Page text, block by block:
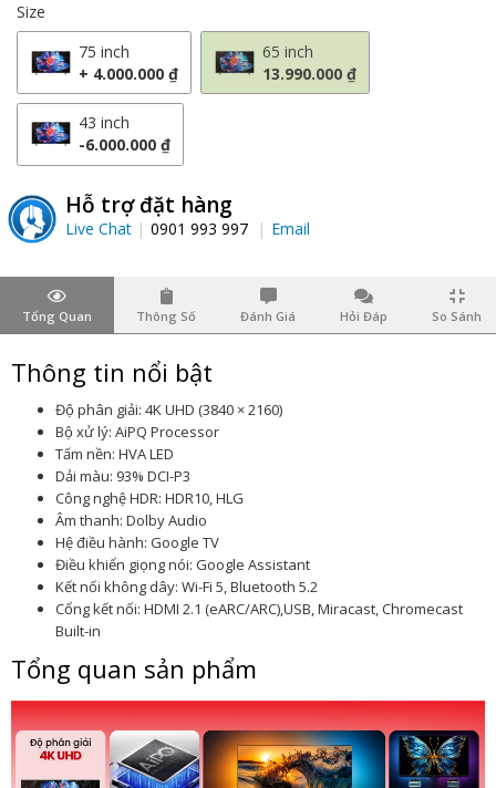
Size
75 inch
+ 4.000.000 ₫
65 inch
13.990.000 ₫
43 inch
-6.000.000 ₫
Hỗ trợ đặt hàng
Live Chat 0901 993 997 Email
Tổng Quan Thông Số Đánh Giá Hỏi Đáp So Sánh
Thông tin nổi bật
Độ phân giải: 4K UHD (3840 × 2160)
Bộ xử lý: AiPQ Processor
Tấm nền: HVA LED
Dải màu: 93% DCI-P3
Công nghệ HDR: HDR10, HLG
Âm thanh: Dolby Audio
Hệ điều hành: Google TV
Điều khiển giọng nói: Google Assistant
Kết nối không dây: Wi-Fi 5, Bluetooth 5.2
Cổng kết nối: HDMI 2.1 (eARC/ARC),USB, Miracast, Chromecast
Built-in
Tổng quan sản phẩm